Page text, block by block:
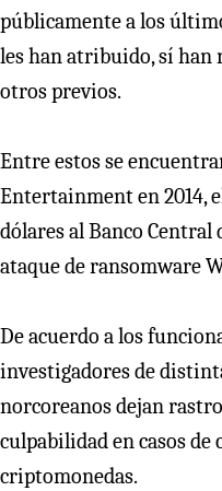
públicamente a los
les han atribuido, sí han
otros previos.
Entre estos se
Entertainment en 2014,
dólares al Banco Central
ataque de ransomware
De acuerdo a los
investigadores de
norcoreanos dejan
culpabilidad en casos de
criptomonedas.